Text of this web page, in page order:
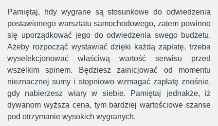
Pamiętaj, hdy wygrane są stosunkowe do odwiedzenia
postawionego warsztatu samochodowego, zatem powinno
się uporządkować jego do odwiedzenia swego budżetu.
Ażeby rozpocząć wystawiać dzięki każdą zapłatę, trzeba
wyselekcjonować właściwą wartość serwisu przed
wszelkim spinem. Będziesz zainicjować od momentu
nieznacznej sumy i stopniowo wzmagać zapłatę znośnie,
gdy nabierzesz wiary w siebie. Pamiętaj jednakże, iż
dywanom wyższa cena, tym bardziej wartościowe szanse
pod otrzymanie wysokich wygranych.